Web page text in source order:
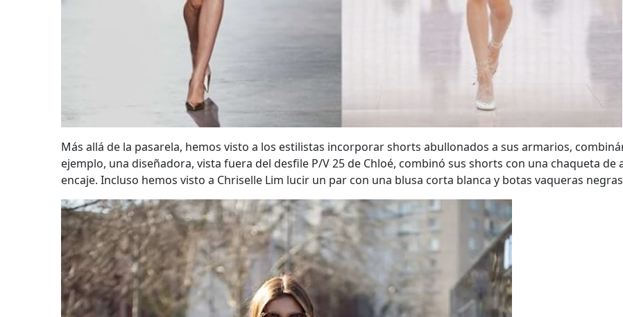
Más allá de la pasarela, hemos visto a los estilistas incorporar shorts abullonados a sus armarios,
ejemplo, una diseñadora, vista fuera del desfile P/V 25 de Chloé, combinó sus shorts con una chaqueta
encaje. Incluso hemos visto a Chriselle Lim lucir un par con una blusa corta blanca y botas vaqueras